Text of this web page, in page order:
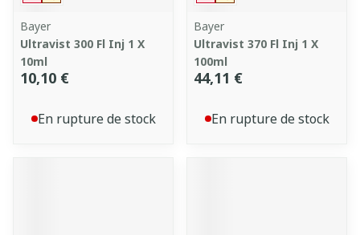
Bayer
Ultravist 300 Fl Inj 1 X
10ml
10,10 €
En rupture de stock
Bayer
Ultravist 370 Fl Inj 1 X
100ml
44,11 €
En rupture de stock